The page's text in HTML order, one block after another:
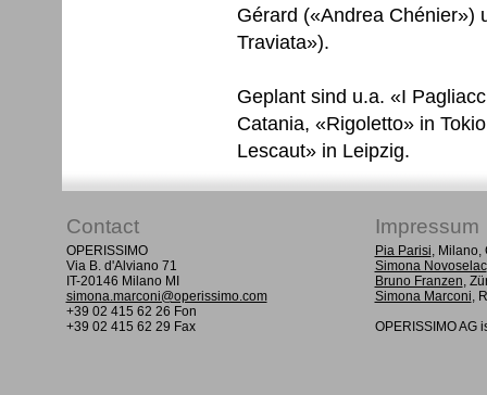
Gérard («Andrea Chénier»)
Traviata»).
Geplant sind u.a. «I
Catania, «Rigoletto» in
Lescaut» in Leipzig.
Contact Impressum
OPERISSIMO
Via B. d'Alviano 71
IT-20146 Milano MI
simona.marconi@operissimo.com
+39 02 415 62 26 Fon
+39 02 415 62 29 Fax
Pia Parisi, Milano,
Simona Novoselac
Bruno Franzen,
Simona Marconi,
OPERISSIMO AG